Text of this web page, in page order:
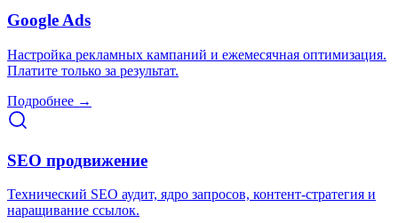
Google Ads
Настройка рекламных кампаний и ежемесячная оптимизация.
Платите только за результат.
Подробнее →
SEO продвижение
Технический SEO аудит, ядро запросов, контент-стратегия и
наращивание ссылок.